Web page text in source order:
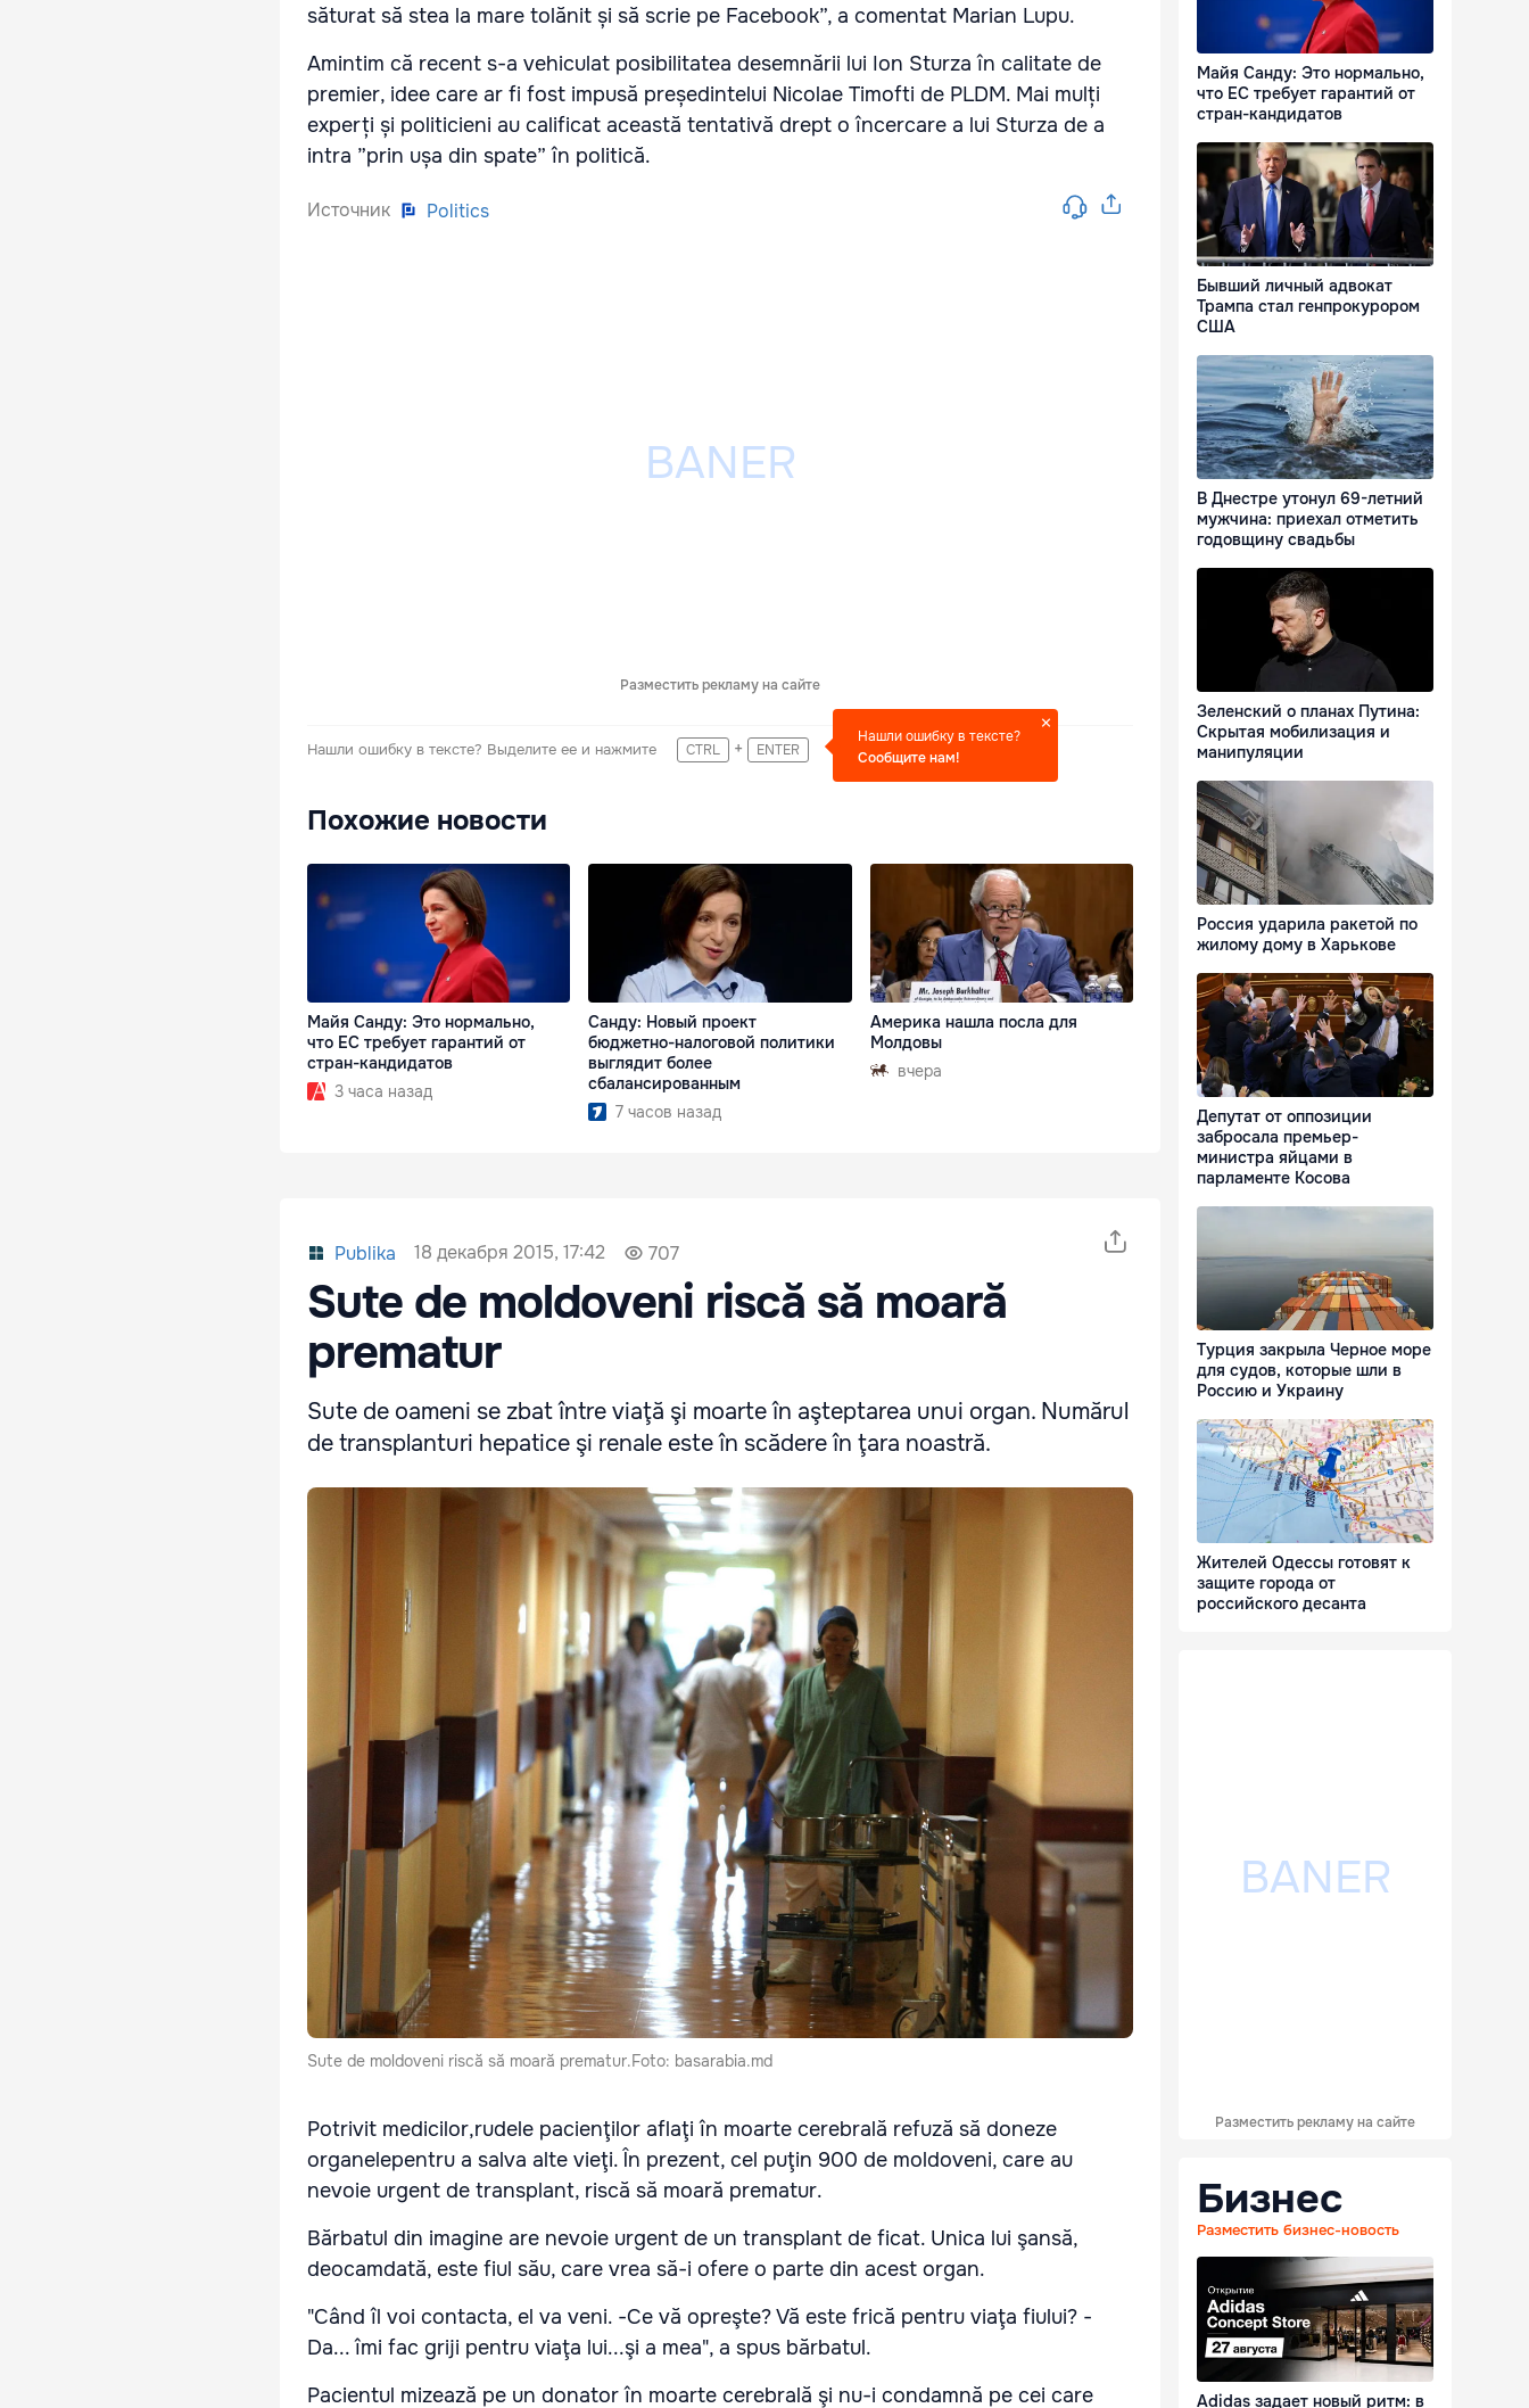
săturat să stea la mare tolănit și să scrie pe Facebook”, a comentat Marian Lupu.
Amintim că recent s-a vehiculat posibilitatea desemnării lui Ion Sturza în calitate de
premier, idee care ar fi fost impusă președintelui Nicolae Timofti de PLDM. Mai mulți
experți și politicieni au calificat această tentativă drept o încercare a lui Sturza de a
intra ”prin ușa din spate” în politică.
Источник Politics
Разместить рекламу на сайте
Нашли ошибку в тексте? Выделите ее и нажмите CTRL + ENTER
Нашли ошибку в тексте?
Сообщите нам!
Похожие новости
Майя Санду: Это нормально,
что ЕС требует гарантий от
стран-кандидатов
3 часа назад
Санду: Новый проект
бюджетно-налоговой политики
выглядит более
сбалансированным
7 часов назад
Америка нашла посла для
Молдовы
вчера
Publika 18 декабря 2015, 17:42 707
Sute de moldoveni riscă să moară
prematur
Sute de oameni se zbat între viaţă şi moarte în aşteptarea unui organ. Numărul
de transplanturi hepatice şi renale este în scădere în ţara noastră.
Sute de moldoveni riscă să moară prematur.Foto: basarabia.md
Potrivit medicilor,rudele pacienţilor aflaţi în moarte cerebrală refuză să doneze
organelepentru a salva alte vieţi. În prezent, cel puţin 900 de moldoveni, care au
nevoie urgent de transplant, riscă să moară prematur.
Bărbatul din imagine are nevoie urgent de un transplant de ficat. Unica lui şansă,
deocamdată, este fiul său, care vrea să-i ofere o parte din acest organ.
"Când îl voi contacta, el va veni. -Ce vă opreşte? Vă este frică pentru viaţa fiului? -
Da... îmi fac griji pentru viaţa lui...şi a mea", a spus bărbatul.
Pacientul mizează pe un donator în moarte cerebrală şi nu-i condamnă pe cei care
Майя Санду: Это нормально,
что ЕС требует гарантий от
стран-кандидатов
Бывший личный адвокат
Трампа стал генпрокурором
США
В Днестре утонул 69-летний
мужчина: приехал отметить
годовщину свадьбы
Зеленский о планах Путина:
Скрытая мобилизация и
манипуляции
Россия ударила ракетой по
жилому дому в Харькове
Депутат от оппозиции
забросала премьер-
министра яйцами в
парламенте Косова
Турция закрыла Черное море
для судов, которые шли в
Россию и Украину
Жителей Одессы готовят к
защите города от
российского десанта
Разместить рекламу на сайте
Бизнес
Разместить бизнес-новость
Adidas задает новый ритм: в